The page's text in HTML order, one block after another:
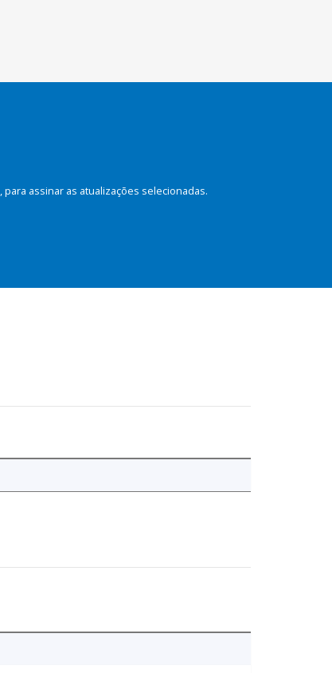
assinar as atualizações selecionadas.